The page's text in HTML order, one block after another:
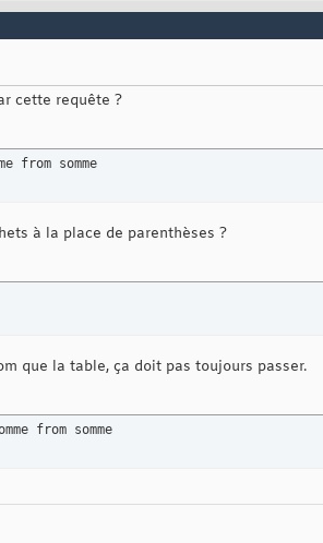
cette requête ?
from somme
à la place de parenthèses ?
que la table, ça doit pas toujours passer.
from somme